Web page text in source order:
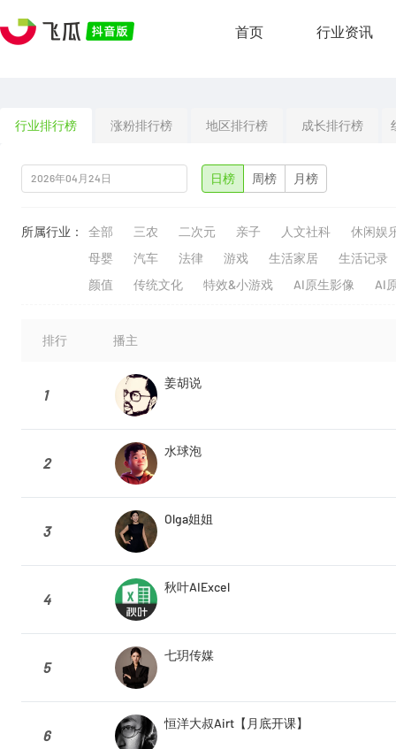
首页 行业资讯
行业排行榜 涨粉排行榜 地区排行榜 成长排行榜
日榜 周榜 月榜
所属行业： 全部 三农 二次元 亲子 人文社科
休闲娱
母婴
汽车 法律 游戏 生活家居
生活记录
颜值
传统文化 特效&小游戏 AI原生影像 AI
排行 播主
1
姜胡说
2
水球泡
3
Olga姐姐
4
秋叶AIExcel
5
七玥传媒
6
恒洋大叔Airt【月底开课】